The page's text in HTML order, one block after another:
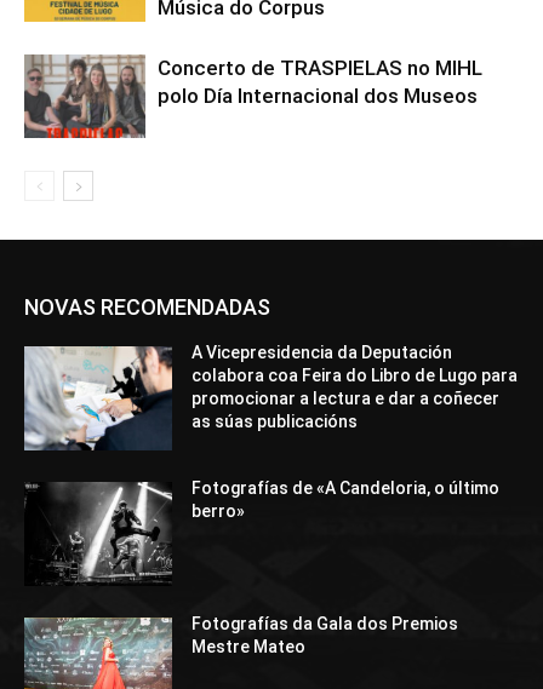
Música do Corpus
Concerto de TRASPIELAS no MIHL
polo Día Internacional dos Museos
NOVAS RECOMENDADAS
A Vicepresidencia da Deputación
colabora coa Feira do Libro de Lugo para
promocionar a lectura e dar a coñecer
as súas publicacións
Fotografías de «A Candeloria, o último
berro»
Fotografías da Gala dos Premios
Mestre Mateo